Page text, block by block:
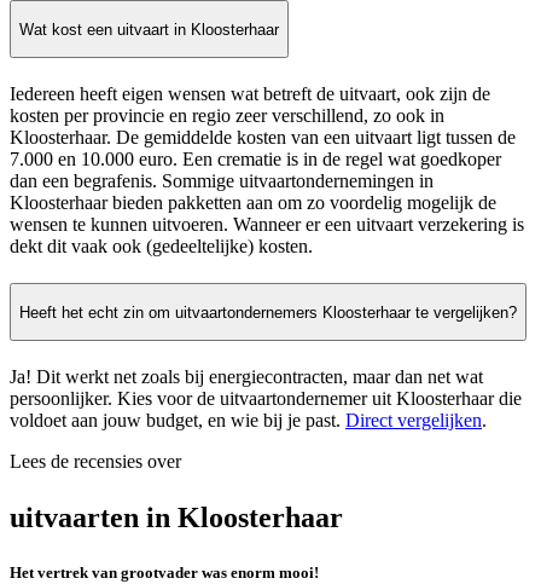
Wat kost een uitvaart in Kloosterhaar
Iedereen heeft eigen wensen wat betreft de uitvaart, ook zijn de
kosten per provincie en regio zeer verschillend, zo ook in
Kloosterhaar. De gemiddelde kosten van een uitvaart ligt tussen de
7.000 en 10.000 euro. Een crematie is in de regel wat goedkoper
dan een begrafenis. Sommige uitvaartondernemingen in
Kloosterhaar bieden pakketten aan om zo voordelig mogelijk de
wensen te kunnen uitvoeren. Wanneer er een uitvaart verzekering is
dekt dit vaak ook (gedeeltelijke) kosten.
Heeft het echt zin om uitvaartondernemers Kloosterhaar te vergelijken?
Ja! Dit werkt net zoals bij energiecontracten, maar dan net wat
persoonlijker. Kies voor de uitvaartondernemer uit Kloosterhaar die
voldoet aan jouw budget, en wie bij je past. Direct vergelijken.
Lees de recensies over
uitvaarten in Kloosterhaar
Het vertrek van grootvader was enorm mooi!